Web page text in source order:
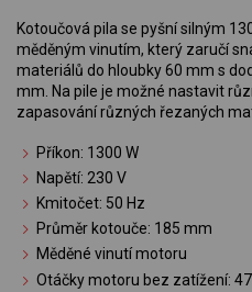
Kotoučová pila se pyšní silným
měděným vinutím, který zaručí
materiálů do hloubky 60 mm s
mm. Na pile je možné nastavit
zapasování různých řezaných
Příkon: 1300 W
Napětí: 230 V
Kmitočet: 50 Hz
Průměr kotouče: 185 mm
Měděné vinutí motoru
Otáčky motoru bez zatížení: